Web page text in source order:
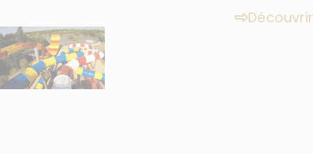
Découvrir